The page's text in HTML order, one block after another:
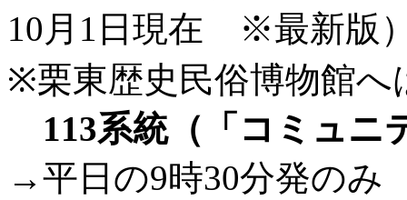
10月1日現在 ※最新版
※栗東歴史民俗博物館へ
113系統（「コミュ
→平日の9時30分発のみ